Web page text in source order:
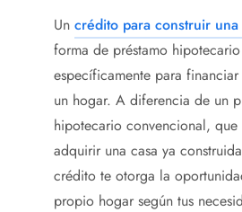
Un crédito para construir una
forma de préstamo
específicamente para
un hogar. A diferencia de un
hipotecario convencional, que
adquirir una casa ya
crédito te otorga la
propio hogar según tus